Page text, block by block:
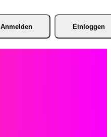
Anmelden Einloggen